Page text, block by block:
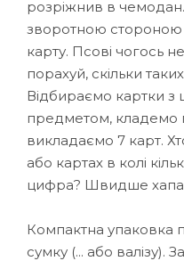
розріжнив в
зворотною
карту. Псові чогось
порахуй, скільки
Відбираємо картки
предметом, кладемо
викладаємо 7 карт.
або картах в колі
цифра? Швидше
Компактна упаковка
сумку (... або валізу).